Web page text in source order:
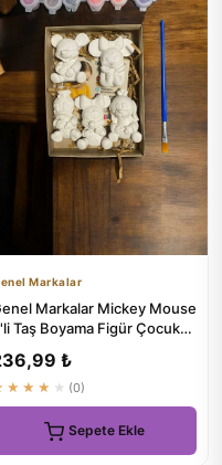
Markalar
Markalar Mickey Mouse
Taş Boyama Figür Çocuk
₺
(0)
Sepete Ekle